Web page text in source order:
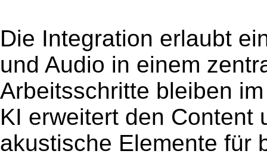
Die Integration erlaubt
und Audio in einem
Arbeitsschritte bleiben
KI erweitert den Content
akustische Elemente für